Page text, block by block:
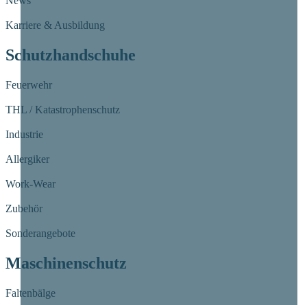
Karriere & Ausbildung
Schutzhandschuhe
Feuerwehr
THL / Katastrophenschutz
Industrie
Allergiker
Work-Wear
Zubehör
Sonderangebote
Maschinenschutz
Faltenbälge